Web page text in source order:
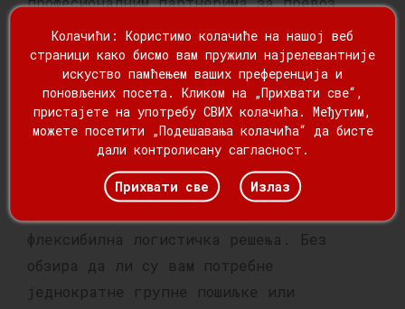
приколицама опремљеним напредном
опремом и технологијом како бисмо
осигурали безбедну испоруку.
Флексибилна Логистичка Решења
Свесни смо да су потребе сваког купца
флексибилна логистичка решења. Без
обзира да ли су вам потребне
једнократне групне пошиљке или
Колачићи: Користимо колачиће на нашој веб
страници како бисмо вам пружили најрелевантније
искуство памћењем ваших преференција и
поновљених посета. Кликом на „Прихвати све“,
пристајете на употребу СВИХ колачића. Међутим,
можете посетити „Подешавања колачића“ да бисте
дали контролисану сагласност.
Прихвати све Излаз